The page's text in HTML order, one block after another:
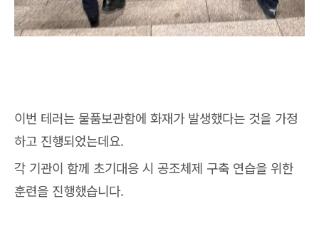
이번 테러는 물품보관함에 화재가 발생했다는 것을 가정
하고 진행되었는데요.
각 기관이 함께 초기대응 시 공조체제 구축 연습을 위한
훈련을 진행했습니다.